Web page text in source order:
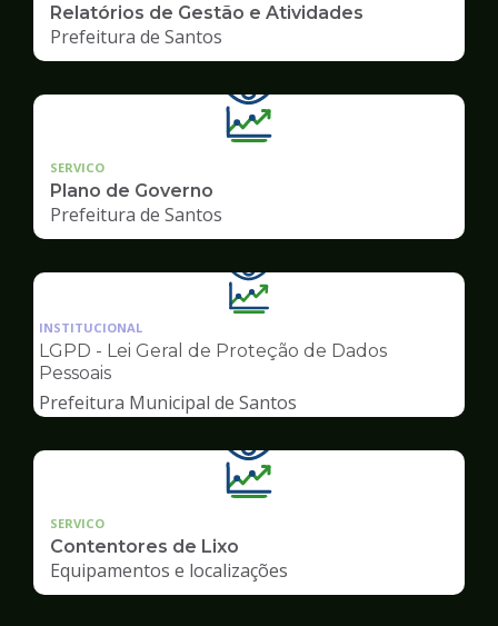
Relatórios de Gestão e Atividades
Prefeitura de Santos
SERVICO
Plano de Governo
Prefeitura de Santos
Ilustração
da
pagina
Transparência
INSTITUCIONAL
LGPD - Lei Geral de Proteção de Dados
Pessoais
Prefeitura Municipal de Santos
SERVICO
Contentores de Lixo
Equipamentos e localizações